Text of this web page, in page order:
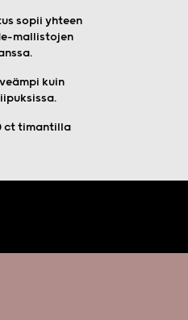
sopii yhteen
mallistojen
kuin
ct timantilla